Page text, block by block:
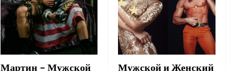
Мартин – Мужской
Мужской и Женский